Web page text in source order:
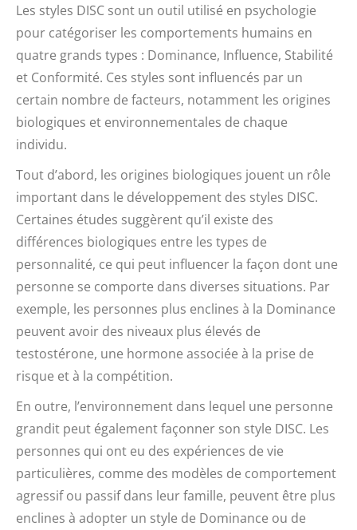
Les styles DISC sont un outil utilisé en psychologie
pour catégoriser les comportements humains en
quatre grands types : Dominance, Influence, Stabilité
et Conformité. Ces styles sont influencés par un
certain nombre de facteurs, notamment les origines
biologiques et environnementales de chaque
individu.
Tout d’abord, les origines biologiques jouent un rôle
important dans le développement des styles DISC.
Certaines études suggèrent qu’il existe des
différences biologiques entre les types de
personnalité, ce qui peut influencer la façon dont une
personne se comporte dans diverses situations. Par
exemple, les personnes plus enclines à la Dominance
peuvent avoir des niveaux plus élevés de
testostérone, une hormone associée à la prise de
risque et à la compétition.
En outre, l’environnement dans lequel une personne
grandit peut également façonner son style DISC. Les
personnes qui ont eu des expériences de vie
particulières, comme des modèles de comportement
agressif ou passif dans leur famille, peuvent être plus
enclines à adopter un style de Dominance ou de